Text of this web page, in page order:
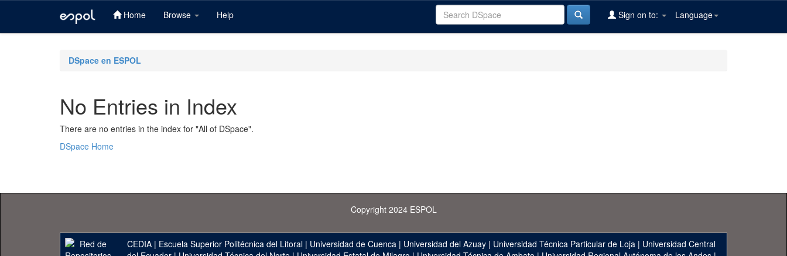
Home Browse Help Language
Sign on to:
DSpace en ESPOL
No Entries in Index
There are no entries in the index for "All of DSpace".
DSpace Home
Copyright 2024 ESPOL
CEDIA | Escuela Superior Politécnica del Litoral | Universidad de Cuenca | Universidad del Azuay | Universidad Técnica Particular de Loja | Universidad Central